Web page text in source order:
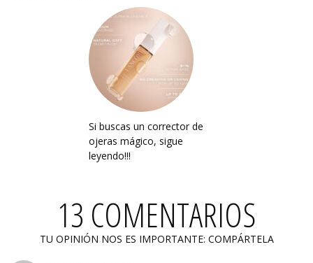
Si buscas un corrector de
ojeras mágico, sigue
leyendo!!!
13 COMENTARIOS
TU OPINIÓN NOS ES IMPORTANTE: COMPÁRTELA